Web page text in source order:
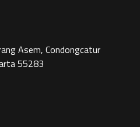
Asem, Condongcatur
55283